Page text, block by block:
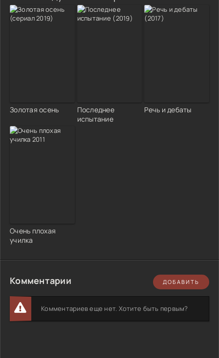
Золотая осень
Последнее
испытание
Речь и дебаты
Очень плохая
училка
Комментарии ДОБАВИТЬ
Комментариев еще нет. Хотите быть первым?